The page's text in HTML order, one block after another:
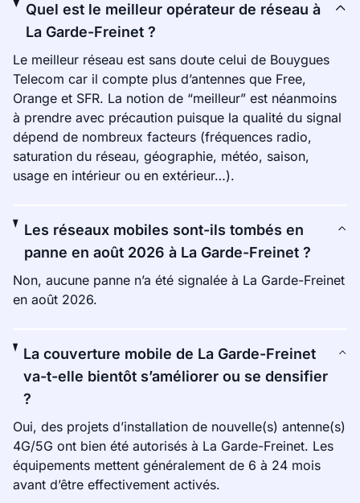
Quel est le meilleur opérateur de réseau à
La Garde-Freinet ?
Le meilleur réseau est sans doute celui de Bouygues
Telecom car il compte plus d’antennes que Free,
Orange et SFR. La notion de “meilleur” est néanmoins
à prendre avec précaution puisque la qualité du signal
dépend de nombreux facteurs (fréquences radio,
saturation du réseau, géographie, météo, saison,
usage en intérieur ou en extérieur…).
Les réseaux mobiles sont-ils tombés en
panne en août 2026 à La Garde-Freinet ?
Non, aucune panne n’a été signalée à La Garde-Freinet
en août 2026.
La couverture mobile de La Garde-Freinet
va-t-elle bientôt s’améliorer ou se densifier
?
Oui, des projets d’installation de nouvelle(s) antenne(s)
4G/5G ont bien été autorisés à La Garde-Freinet. Les
équipements mettent généralement de 6 à 24 mois
avant d’être effectivement activés.